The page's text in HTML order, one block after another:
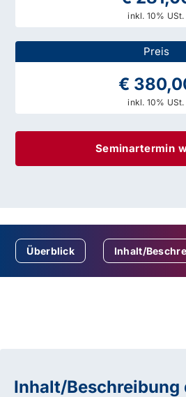
inkl. 10% USt.
Preis
€
inkl. 10% USt.
Seminartermin
Überblick Inhalt/
Inhalt/Beschreibung